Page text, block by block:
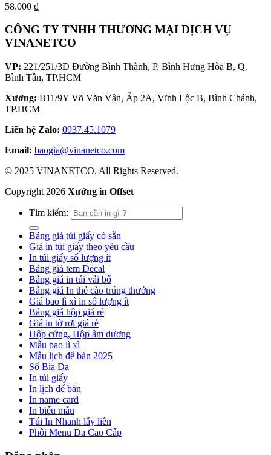
58.000 ₫
CÔNG TY TNHH THƯƠNG MẠI DỊCH VỤ
VINANETCO
VP: 221/251/3D Đường Bình Thành, P. Bình Hưng Hòa B, Q.
Bình Tân, TP.HCM
Xưởng: B11/9Y Võ Văn Vân, Ấp 2A, Vĩnh Lộc B, Bình Chánh,
TP.HCM
Liên hệ Zalo: 0937.45.1079
Email: baogia@vinanetco.com
© 2025 VINANETCO. All Rights Reserved.
Copyright 2026 Xưởng in Offset
Tìm kiếm:
Bảng giá túi giấy có sẵn
Giá in túi giấy theo yêu cầu
In túi giấy số lượng ít
Bảng giá tem Decal
Bảng giá in túi vải bố
Bảng giá In thẻ cào trúng thưởng
Giá bao lì xì in số lượng ít
Bảng giá hộp giá rẻ
Giá in tờ rơi giá rẻ
Hộp cứng, Hộp âm dương
Mẫu bao lì xì
Mẫu lịch để bàn 2025
Sổ Bìa Da
In túi giấy
In lịch để bàn
In name card
In biểu mẫu
Túi In Nhanh lấy liền
Phôi Menu Da Cao Cấp